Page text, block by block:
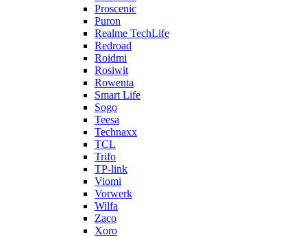
Proscenic
Puron
Realme TechLife
Redroad
Roidmi
Rosiwit
Rowenta
Smart Life
Sogo
Teesa
Technaxx
TCL
Trifo
TP-link
Viomi
Vorwerk
Wilfa
Zaco
Xoro